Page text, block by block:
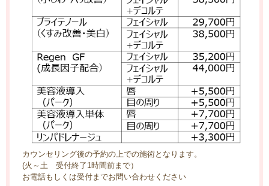
カウンセリング後の予約の上での施術となります。
(火～土 受付終了1時間前まで）
お電話もしくは受付までお問い合わせください